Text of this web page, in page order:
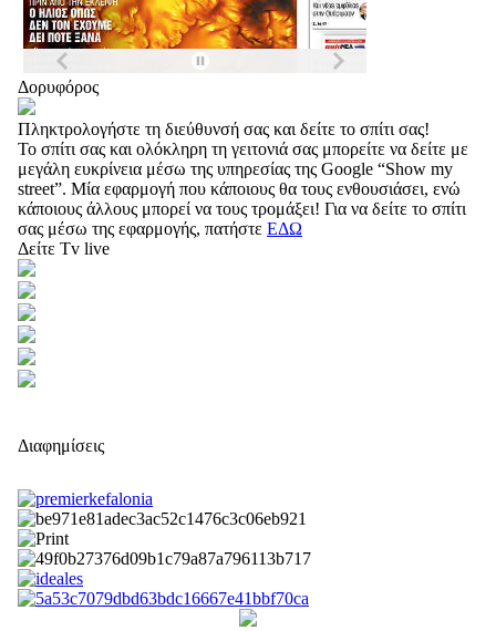
Δορυφόρος
Πληκτρολογήστε τη διεύθυνσή σας και δείτε το σπίτι σας!
Το σπίτι σας και ολόκληρη τη γειτονιά σας μπορείτε να δείτε με
μεγάλη ευκρίνεια μέσω της υπηρεσίας της Google “Show my
street”. Μία εφαρμογή που κάποιους θα τους ενθουσιάσει, ενώ
κάποιους άλλους μπορεί να τους τρομάξει! Για να δείτε το σπίτι
σας μέσω της εφαρμογής, πατήστε ΕΔΩ
Δείτε Tv live
Διαφημίσεις